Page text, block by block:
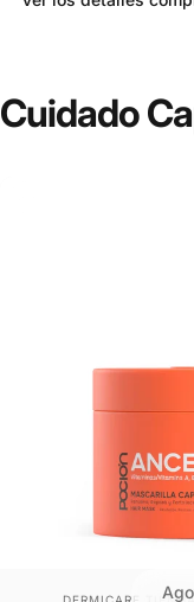
Cuidado
Proveedor: